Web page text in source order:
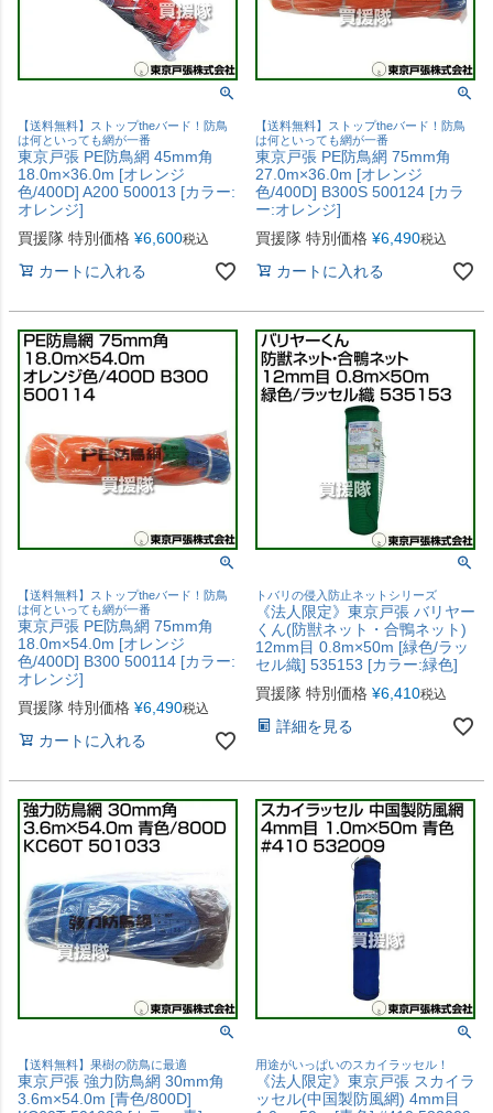
【送料無料】ストップtheバード！防鳥
は何といっても網が一番
東京戸張 PE防鳥網 45mm角
18.0m×36.0m [オレンジ
色/400D] A200 500013 [カラー:
オレンジ]
買援隊 特別価格 ¥6,600税込
カートに入れる
【送料無料】ストップtheバード！防鳥
は何といっても網が一番
東京戸張 PE防鳥網 75mm角
27.0m×36.0m [オレンジ
色/400D] B300S 500124 [カラ
ー:オレンジ]
買援隊 特別価格 ¥6,490税込
カートに入れる
【送料無料】ストップtheバード！防鳥
は何といっても網が一番
東京戸張 PE防鳥網 75mm角
18.0m×54.0m [オレンジ
色/400D] B300 500114 [カラー:
オレンジ]
買援隊 特別価格 ¥6,490税込
カートに入れる
トバリの侵入防止ネットシリーズ
《法人限定》東京戸張 バリヤー
くん(防獣ネット・合鴨ネット)
12mm目 0.8m×50m [緑色/ラッ
セル織] 535153 [カラー:緑色]
買援隊 特別価格 ¥6,410税込
詳細を見る
【送料無料】果樹の防鳥に最適
東京戸張 強力防鳥網 30mm角
3.6m×54.0m [青色/800D]
用途がいっぱいのスカイラッセル！
《法人限定》東京戸張 スカイラ
ッセル(中国製防風網) 4mm目